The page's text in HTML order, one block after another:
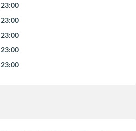
23:00
23:00
23:00
23:00
23:00